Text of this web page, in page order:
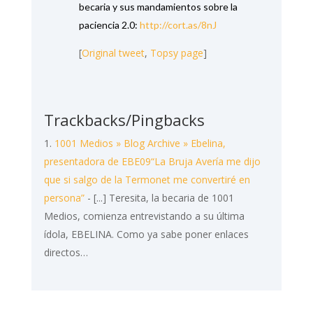
becaria y sus mandamientos sobre la
paciencia 2.0: http://cort.as/8nJ
[Original tweet, Topsy page]
Trackbacks/Pingbacks
1001 Medios » Blog Archive » Ebelina,
presentadora de EBE09“La Bruja Avería me dijo
que si salgo de la Termonet me convertiré en
persona”- [...] Teresita, la becaria de 1001
Medios, comienza entrevistando a su última
ídola, EBELINA. Como ya sabe poner enlaces
directos…